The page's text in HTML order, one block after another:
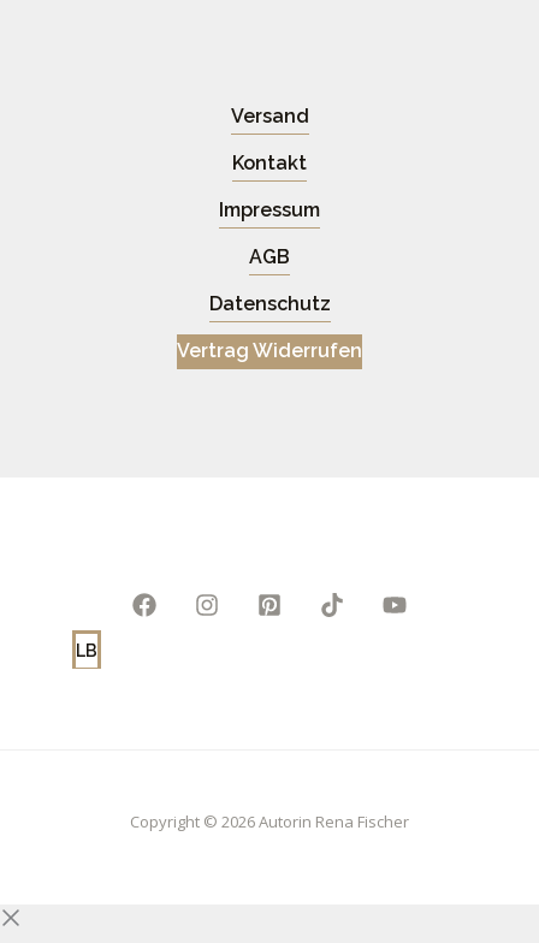
Versand
Kontakt
Impressum
AGB
Datenschutz
Vertrag Widerrufen
LB
Copyright © 2026 Autorin Rena Fischer